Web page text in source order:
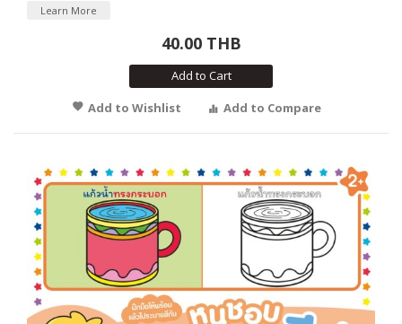
Learn More
40.00 THB
Add to Cart
Add to Wishlist
Add to Compare